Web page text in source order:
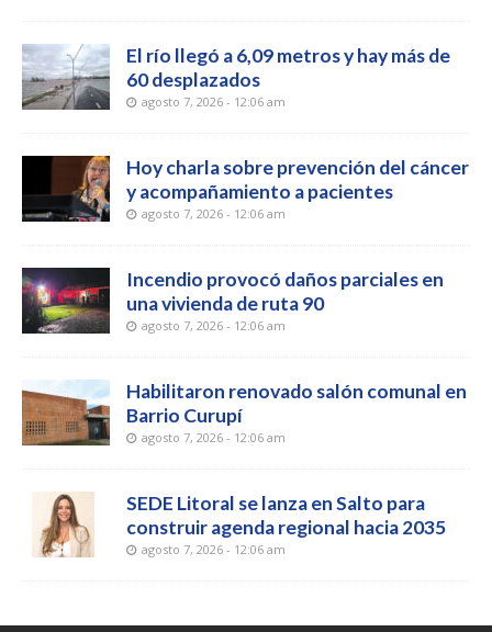
El río llegó a 6,09 metros y hay más de
60 desplazados
agosto 7, 2026 - 12:06 am
Hoy charla sobre prevención del cáncer
y acompañamiento a pacientes
agosto 7, 2026 - 12:06 am
Incendio provocó daños parciales en
una vivienda de ruta 90
agosto 7, 2026 - 12:06 am
Habilitaron renovado salón comunal en
Barrio Curupí
agosto 7, 2026 - 12:06 am
SEDE Litoral se lanza en Salto para
construir agenda regional hacia 2035
agosto 7, 2026 - 12:06 am